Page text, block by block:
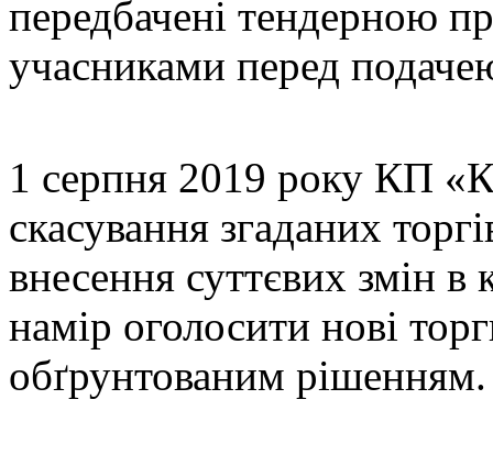
передбачені тендерною
учасниками перед
1 серпня 2019 року КП
скасування згаданих
внесення суттєвих змін в
намір оголосити нові
обґрунтованим рішенням.